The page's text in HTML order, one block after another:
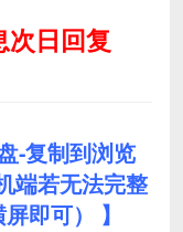
次日回复
-复制到浏览
端若无法完整
即可） 】